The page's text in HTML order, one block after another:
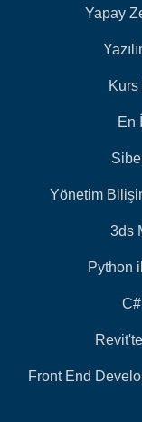
Yapay
Kurs
En
Yönetim
3ds
Python
Front End